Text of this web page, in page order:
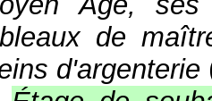
de
d'argenterie